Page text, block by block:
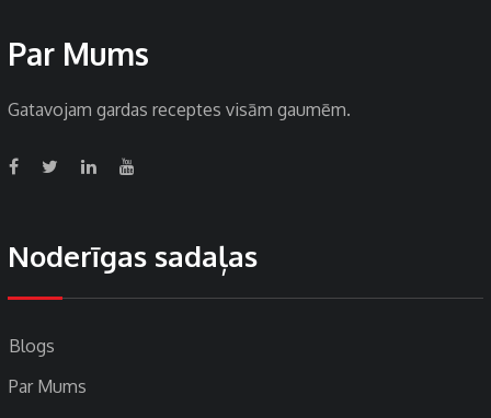
Par Mums
Gatavojam gardas receptes visām gaumēm.
Noderīgas sadaļas
Blogs
Par Mums